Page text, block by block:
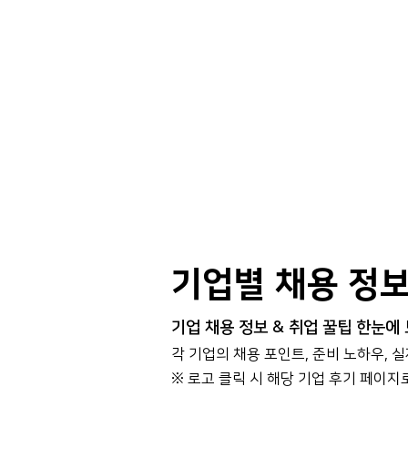
기업별 채용 정
기업 채용 정보 & 취업 꿀팁 한눈에
각 기업의 채용 포인트, 준비 노하우,
​※ 로고 클릭 시 해당 기업 후기 페이지